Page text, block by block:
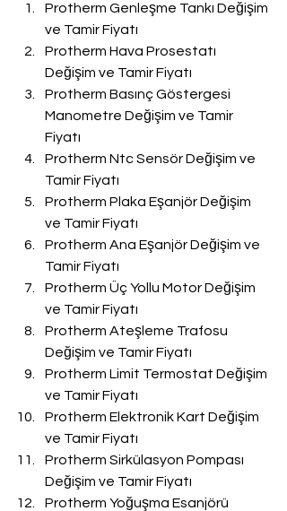
Protherm Genleşme Tankı Değişim
ve Tamir Fiyatı
Protherm Hava Prosestatı
Değişim ve Tamir Fiyatı
Protherm Basınç Göstergesi
Manometre Değişim ve Tamir
Fiyatı
Protherm Ntc Sensör Değişim ve
Tamir Fiyatı
Protherm Plaka Eşanjör Değişim
ve Tamir Fiyatı
Protherm Ana Eşanjör Değişim ve
Tamir Fiyatı
Protherm Üç Yollu Motor Değişim
ve Tamir Fiyatı
Protherm Ateşleme Trafosu
Değişim ve Tamir Fiyatı
Protherm Limit Termostat Değişim
ve Tamir Fiyatı
Protherm Elektronik Kart Değişim
ve Tamir Fiyatı
Protherm Sirkülasyon Pompası
Değişim ve Tamir Fiyatı
Protherm Yoğuşma Esanjörü